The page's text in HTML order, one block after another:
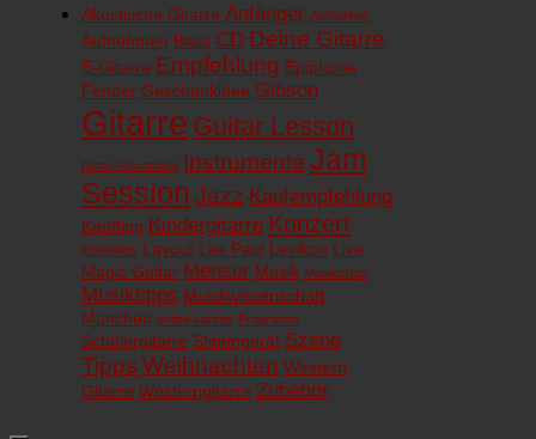
Akustische Gitarre Anfänger Aufnahme
Aufnehmen Bass CD Deine Gitarre
E-Gitarre Empfehlung Epiphone
Fender Geschenkidee Gibson
Gitarre Guitar Lesson
home-Recording Instrumente Jam
Session Jazz Kaufempfehlung
Kauftipp Kindergitarre Konzert
kostenlos Layout Les Paul Lexikon Live
Magic Guitar Mensur Musik Musikshop
Musiktipps Musikwissenschaft
München online kaufen Programm
Schülergitarre Stimmgerät Szene
Tipps Weihnachten Western
Gitarre Westerngitarre Zubehör